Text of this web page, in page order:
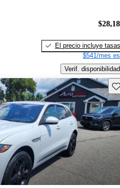
El precio incluye tasas
$541/mes
Verif. disponibilidad